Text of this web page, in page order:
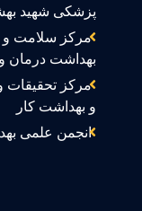
پزشکی شهید
مرکز سلامت و
بهداشت
مرکز تحقیقات
و بهداشت کار
انجمن علمی